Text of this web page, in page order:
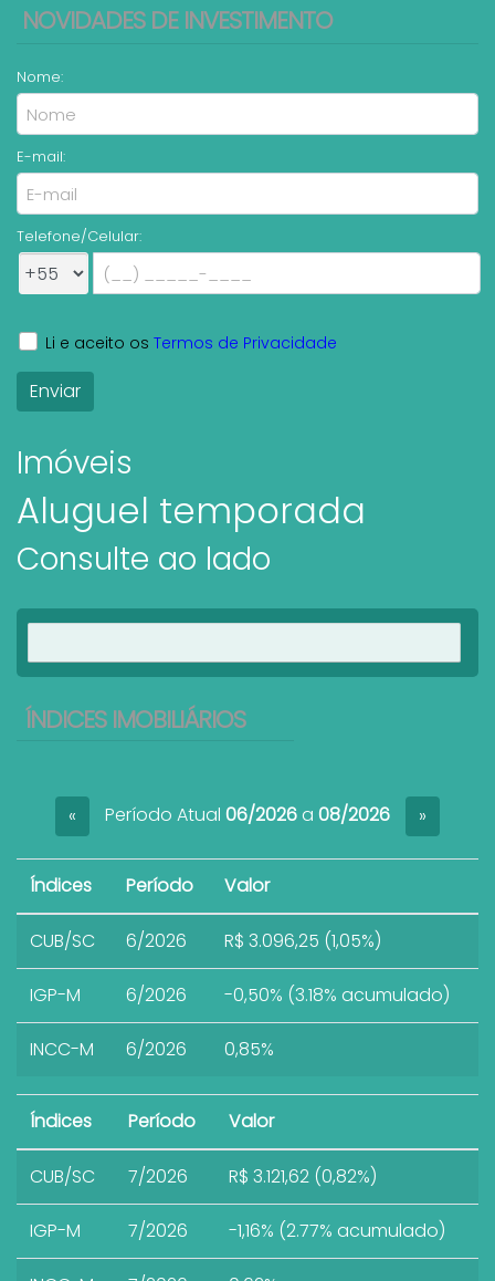
NOVIDADES DE INVESTIMENTO
Nome:
E-mail:
Telefone/Celular:
Li e aceito os Termos de Privacidade
Imóveis
Aluguel temporada
Consulte ao lado
ÍNDICES IMOBILIÁRIOS
« Período Atual 06/2026a 08/2026 »
Índices Período Valor
CUB/SC 6/2026 R$ 3.096,25 (1,05%)
IGP-M 6/2026 -0,50% (3.18% acumulado)
INCC-M 6/2026 0,85%
Índices Período Valor
CUB/SC 7/2026 R$ 3.121,62 (0,82%)
IGP-M 7/2026 -1,16% (2.77% acumulado)